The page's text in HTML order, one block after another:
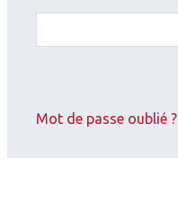
Mot de passe oublié ?